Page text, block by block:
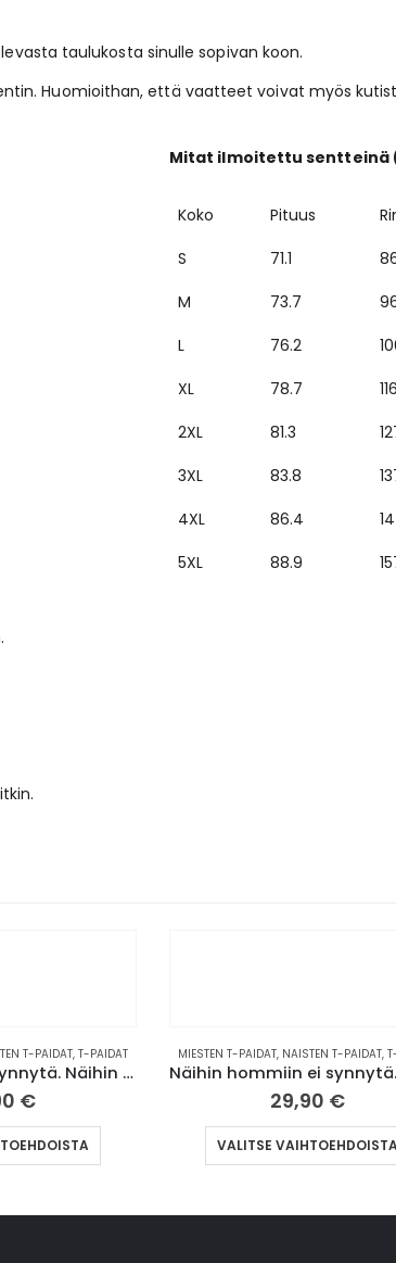
taulukosta sinulle sopivan koon.
Huomioithan, että vaatteet voivat myös
Mitat ilmoitettu sentteinä
Koko Pituus
S
71.1
M
73.7
L
76.2
XL
78.7
2XL
81.3
3XL
83.8
4XL
86.4
5XL
88.9
T-PAIDAT,NAISTEN T-PAIDAT T-PAIDAT
Näihin hommiin ei synnytä. Näihin kuollaan. | T-paita (0008)
VALITSE VAIHTOEHDOISTA
Tällä tuotteella on useampi muunnelma. Voit tehdä valinnat tuotteen sivulla.
MIESTEN T-PAIDAT,
VALITSE